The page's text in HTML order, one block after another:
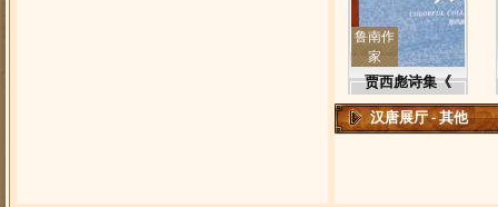
鲁南作
家
贾西彪诗集《
汉唐展厅 - 其他